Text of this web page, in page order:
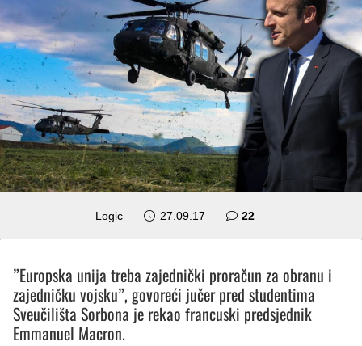
Logic 27.09.17 22
”Europska unija treba zajednički proračun za obranu i
zajedničku vojsku”, govoreći jučer pred studentima
Sveučilišta Sorbona je rekao francuski predsjednik
Emmanuel Macron.